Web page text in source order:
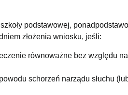
podstawowej,
złożenia wniosku, jeśli:
równoważne bez względu
schorzeń narządu słuchu